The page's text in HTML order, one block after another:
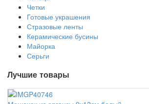
Четки
Готовые украшения
Стразовые ленты
Керамические бусины
Майорка
Серьги
Лучшие товары